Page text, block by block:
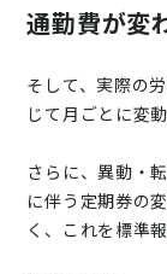
通勤費が変
そして、実際の
じて月ごとに変
さらに、異動・
に伴う定期券の
く、これを標準